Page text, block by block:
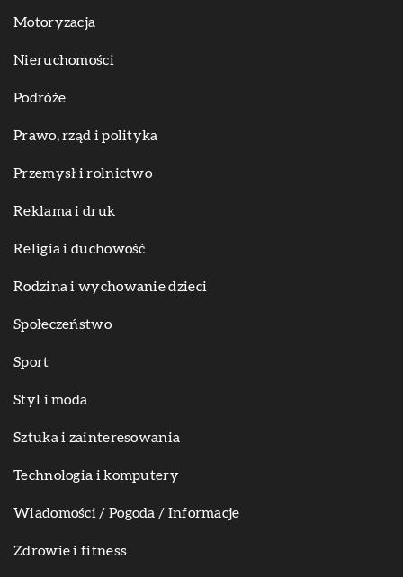
Motoryzacja
Nieruchomości
Podróże
Prawo, rząd i polityka
Przemysł i rolnictwo
Reklama i druk
Religia i duchowość
Rodzina i wychowanie dzieci
Społeczeństwo
Sport
Styl i moda
Sztuka i zainteresowania
Technologia i komputery
Wiadomości / Pogoda / Informacje
Zdrowie i fitness